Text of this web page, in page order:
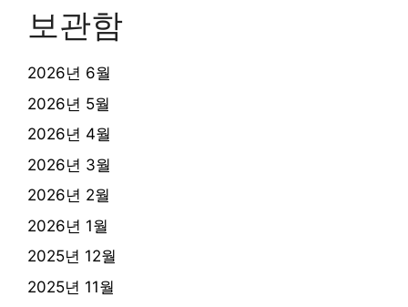
보관함
2026년 6월
2026년 5월
2026년 4월
2026년 3월
2026년 2월
2026년 1월
2025년 12월
2025년 11월